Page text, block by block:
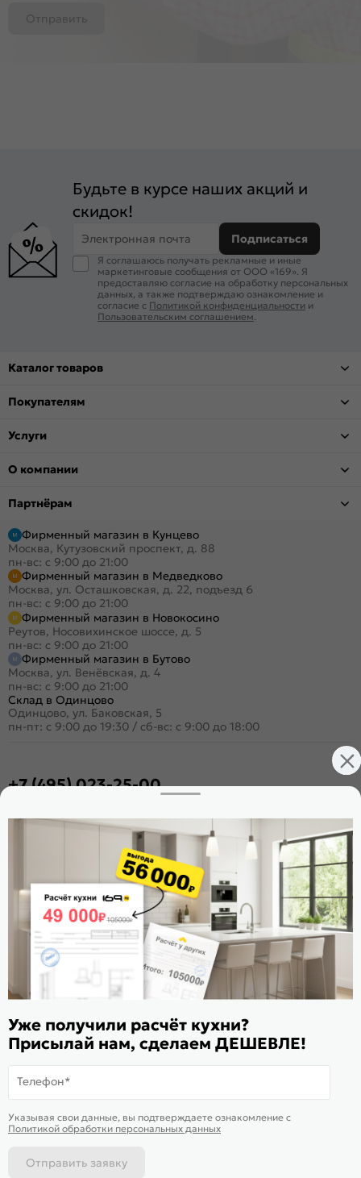
Отправить
Будьте в курсе наших акций и
скидок!
Электронная почта Подписаться
Я соглашаюсь получать рекламные и иные
маркетинговые сообщения от ООО «169». Я
предоставляю согласие на обработку персональных
данных, а также подтверждаю ознакомление и
согласие с Политикой конфиденциальности и
Пользовательским соглашением
Каталог товаров
Покупателям
Услуги
О компании
Партнёрам
Фирменный магазин в Кунцево
Москва, Кутузовский проспект, д. 88
пн-вс: с 9:00 до 21:00
Фирменный магазин в Медведково
Москва, ул. Осташковская, д. 22, подъезд 6
пн-вс: с 9:00 до 21:00
Фирменный магазин в Новокосино
Реутов, Носовихинское шоссе, д. 5
пн-вс: с 9:00 до 21:00
Фирменный магазин в Бутово
Москва, ул. Венёвская, д. 4
пн-вс: с 9:00 до 21:00
Склад в Одинцово
Одинцово, ул. Баковская, 5
пн-пт: с 9:00 до 19:30 / сб-вс: с 9:00 до 18:00
+7 (495) 023-25-00
Расскажите о нас
Поделиться
Оцените магазин
ИКС 1180
© 2015—2026 Интернет-магазин мебели Mebel169.ru
Пользовательское соглашение
Политика обработки персональных данных
Карта сайта
технологии
Уже получили расчёт кухни?
Присылай нам, сделаем ДЕШЕВЛЕ!
Телефон*
Указывая свои данные, вы подтверждаете ознакомление c
Политикой обработки персональных данных
Отправить заявку